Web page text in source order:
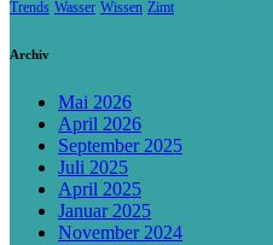
Trends Wasser Wissen Zimt
Archiv
Mai 2026
April 2026
September 2025
Juli 2025
April 2025
Januar 2025
November 2024